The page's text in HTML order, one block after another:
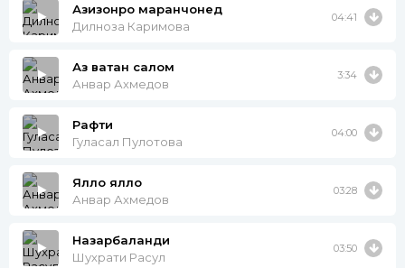
Азизонро маранчонед
Дилноза Каримова
04:41
Аз ватан салом
Анвар Ахмедов
3:34
Рафти
Гуласал Пулотова
04:00
Ялло ялло
Анвар Ахмедов
03:28
Назарбаланди
Шухрати Расул
03:50